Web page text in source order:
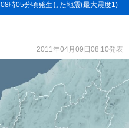
08時05分頃発生した地震(最大震度1)
2011年04月09日08:10発表